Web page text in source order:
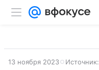
13 ноября 2023 Источник: